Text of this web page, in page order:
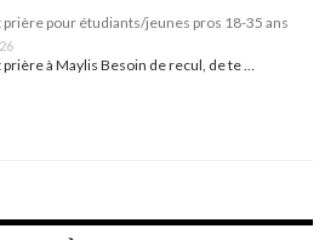
prière pour étudiants/jeunes pros 18-35 ans
prière à Maylis Besoin de recul, de te …